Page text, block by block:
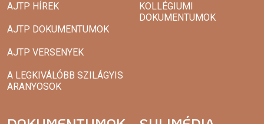
AJTP HÍREK
AJTP DOKUMENTUMOK
AJTP VERSENYEK
A LEGKIVÁLÓBB SZILÁGYIS
ARANYOSOK
KOLLÉGIUMI
DOKUMENTUMOK